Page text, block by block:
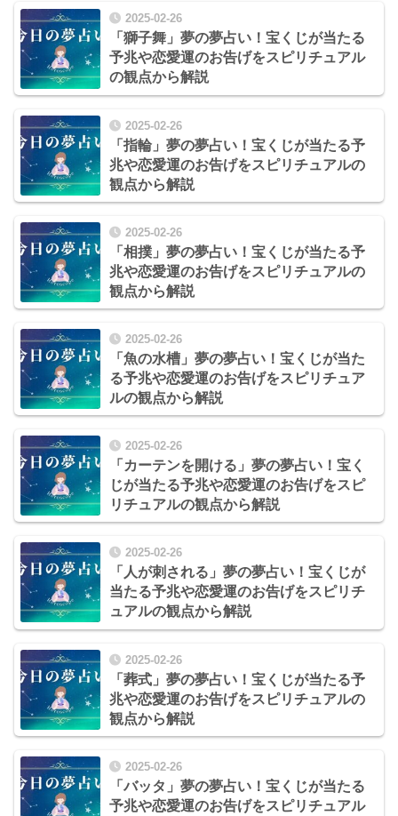
2025-02-26
「獅子舞」夢の夢占い！宝くじが当たる
予兆や恋愛運のお告げをスピリチュアル
の観点から解説
2025-02-26
「指輪」夢の夢占い！宝くじが当たる予
兆や恋愛運のお告げをスピリチュアルの
観点から解説
2025-02-26
「相撲」夢の夢占い！宝くじが当たる予
兆や恋愛運のお告げをスピリチュアルの
観点から解説
2025-02-26
「魚の水槽」夢の夢占い！宝くじが当た
る予兆や恋愛運のお告げをスピリチュア
ルの観点から解説
2025-02-26
「カーテンを開ける」夢の夢占い！宝く
じが当たる予兆や恋愛運のお告げをスピ
リチュアルの観点から解説
2025-02-26
「人が刺される」夢の夢占い！宝くじが
当たる予兆や恋愛運のお告げをスピリチ
ュアルの観点から解説
2025-02-26
「葬式」夢の夢占い！宝くじが当たる予
兆や恋愛運のお告げをスピリチュアルの
観点から解説
2025-02-26
「バッタ」夢の夢占い！宝くじが当たる
予兆や恋愛運のお告げをスピリチュアル